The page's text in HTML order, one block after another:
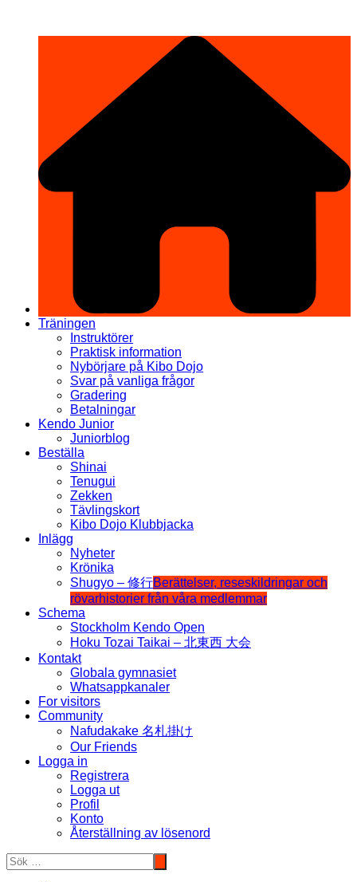
Träningen
Instruktörer
Praktisk information
Nybörjare på Kibo Dojo
Svar på vanliga frågor
Gradering
Betalningar
Kendo Junior
Juniorblog
Beställa
Shinai
Tenugui
Zekken
Tävlingskort
Kibo Dojo Klubbjacka
Inlägg
Nyheter
Krönika
Shugyo – 修行Berättelser, reseskildringar och
rövarhistorier från våra medlemmar
Schema
Stockholm Kendo Open
Hoku Tozai Taikai – 北東西 大会
Kontakt
Globala gymnasiet
Whatsappkanaler
For visitors
Community
Nafudakake 名札掛け
Our Friends
Logga in
Registrera
Logga ut
Profil
Konto
Återställning av lösenord